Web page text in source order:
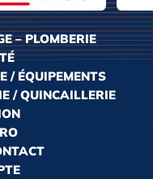
– PLOMBERIE
/ ÉQUIPEMENTS
/ QUINCAILLERIE